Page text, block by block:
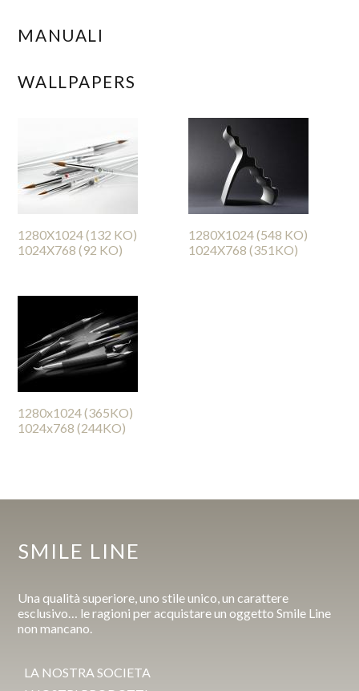
MANUALI
WALLPAPERS
1280X1024 (132 KO)
1024X768 (92 KO)
1280X1024 (548 KO)
1024X768 (351KO)
1280x1024 (365KO)
1024x768 (244KO)
SMILE LINE
Una qualità superiore, uno stile unico, un carattere
esclusivo… le ragioni per acquistare un oggetto Smile Line
non mancano.
LA NOSTRA SOCIETA